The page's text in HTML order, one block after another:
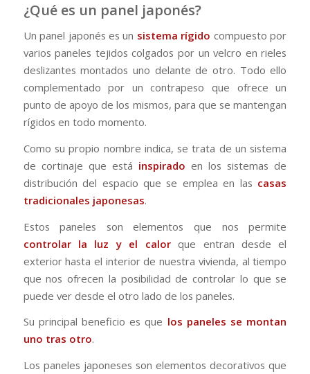
¿Qué es un panel japonés?
Un panel japonés es un sistema rígido compuesto por
varios paneles tejidos colgados por un velcro en rieles
deslizantes montados uno delante de otro. Todo ello
complementado por un contrapeso que ofrece un
punto de apoyo de los mismos, para que se mantengan
rígidos en todo momento.
Como su propio nombre indica, se trata de un sistema
de cortinaje que está inspirado en los sistemas de
distribución del espacio que se emplea en las casas
tradicionales japonesas.
Estos paneles son elementos que nos permite
controlar la luz y el calorque entran desde el
exterior hasta el interior de nuestra vivienda, al tiempo
que nos ofrecen la posibilidad de controlar lo que se
puede ver desde el otro lado de los paneles.
Su principal beneficio es que los paneles se montan
uno tras otro.
Los paneles japoneses son elementos decorativos que